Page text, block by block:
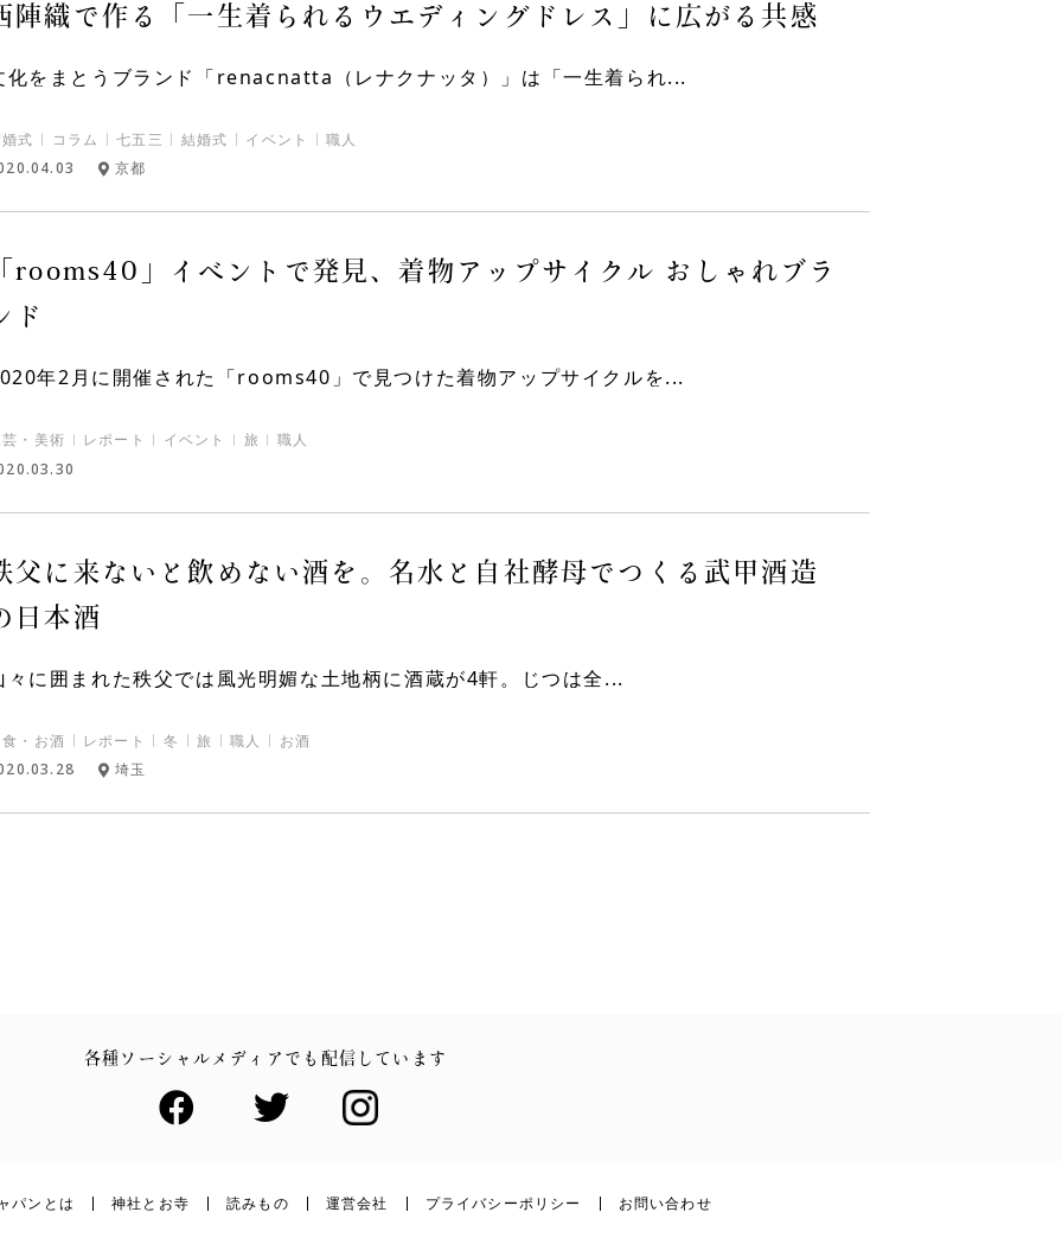
陣織で作る「一生着られるウエディングドレス」に広がる共感
化をまとうブランド「renacnatta（レナクナッタ）」は「一生着られ...
式 コラム 七五三 結婚式 イベント 職人
京都
rooms40」イベントで発見、着物アップサイクル おしゃれブラ
ド
年2月に開催された「rooms40」で見つけた着物アップサイクルを...
・美術 レポート イベント 旅 職人
父に来ないと飲めない酒を。名水と自社酵母でつくる武甲酒造
日本酒
々に囲まれた秩父では風光明媚な土地柄に酒蔵が4軒。じつは全...
・お酒 レポート 冬 旅 職人 お酒
埼玉
各種ソーシャルメディアでも配信しています
パンとは 神社とお寺 読みもの 運営会社 プライバシーポリシー お問い合わせ